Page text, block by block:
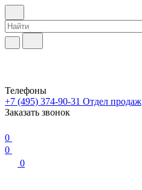
Телефоны
+7 (495) 374-90-31 Отдел продаж
Заказать звонок
0
0
0